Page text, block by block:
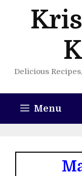
Delicious
Menu